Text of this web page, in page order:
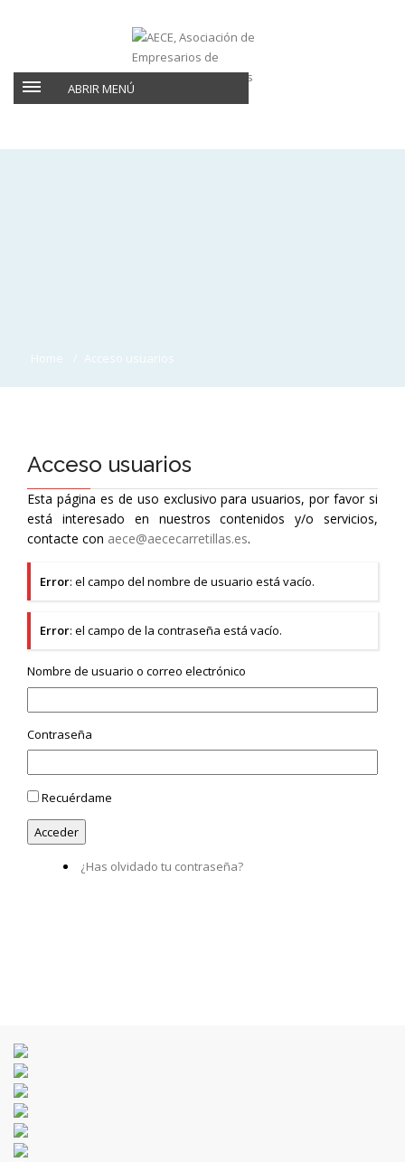
ABRIR MENÚ
Home Acceso usuarios
Acceso usuarios
Esta página es de uso exclusivo para usuarios, por favor si
está interesado en nuestros contenidos y/o servicios,
contacte con aece@aececarretillas.es.
Error: el campo del nombre de usuario está vacío.
Error: el campo de la contraseña está vacío.
Nombre de usuario o correo electrónico
Contraseña
Recuérdame
¿Has olvidado tu contraseña?